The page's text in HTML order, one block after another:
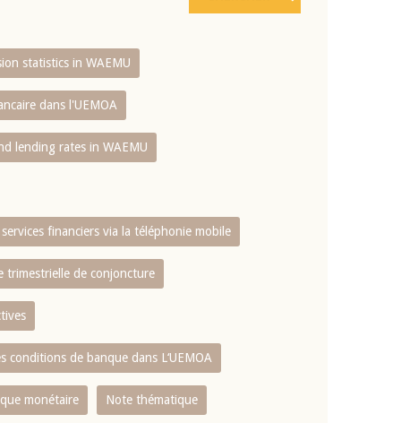
statistics in WAEMU
dans l'UEMOA
lending rates in WAEMU
financiers via la téléphonie mobile
trimestrielle de conjoncture
conditions de banque dans L‘UEMOA
monétaire Note thématique